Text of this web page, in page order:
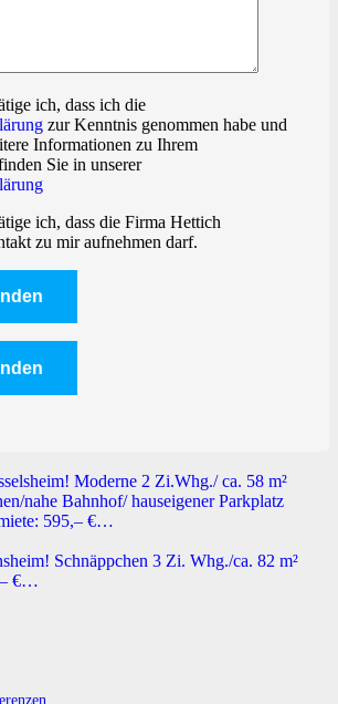
ich, dass ich die
zur Kenntnis genommen habe und
Informationen zu Ihrem
Sie in unserer
ich, dass die Firma Hettich
zu mir aufnehmen darf.
Moderne 2 Zi.Whg./ ca. 58 m²
nahe Bahnhof/ hauseigener Parkplatz
595,– €…
Schnäppchen 3 Zi. Whg./ca. 82 m²
€…